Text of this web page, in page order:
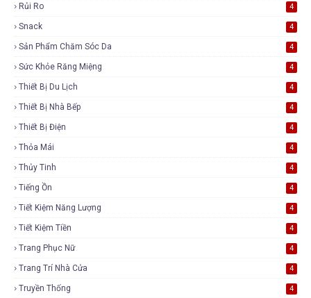
Rủi Ro 4
Snack 4
Sản Phẩm Chăm Sóc Da 4
Sức Khỏe Răng Miệng 4
Thiết Bị Du Lịch 4
Thiết Bị Nhà Bếp 4
Thiết Bị Điện 4
Thỏa Mái 4
Thủy Tinh 4
Tiếng Ồn 4
Tiết Kiệm Năng Lượng 4
Tiết Kiệm Tiền 4
Trang Phục Nữ 4
Trang Trí Nhà Cửa 4
Truyền Thống 4